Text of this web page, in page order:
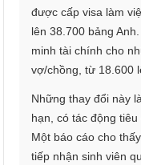
được cấp visa làm
lên 38.700 bảng
minh tài chính cho
vợ/chồng, từ 18.600
Những thay đổi này
hạn, có tác động
Một báo cáo cho
tiếp nhận sinh viên